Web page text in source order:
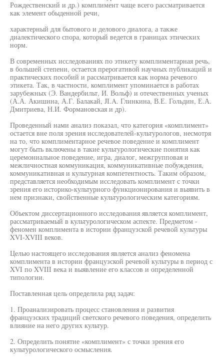
Рождественский и др.) комплимент чаще всего рассматривается
как элемент обыденной речи,
характерный для бытового и делового диалога, а также
диалектического спора, который ведется в границах этических
норм.
В современных исследованиях по этикету комплиментарная речь,
в большей степени, остается прерогативой научных публикаций и
практических пособий и рассматривается как норма речевого
этикета. Так, в частности, комплимент упоминается в работах
зарубежных (Э. Вандербильт, И. Вольф) и отечественных ученых
(А.А. Акишина, А.Г. Балакай, JI.A. Глинкина, В.Е. Гольдин, Е.А.
Дмитриева, Н.И. Формановская и др).
Проведенный нами анализ показал, что категория «комплимент»
остается вне поля зрения исследователей-культурологов, несмотря
на то, что комплиментарное речевое поведение и комплимент
могут быть включены в такие культурологические понятия как
церемониальное поведение, игра, диалог, межгрупповая и
межличностная коммуникация, коммуникативные побуждения,
коммуникативная и культурная компетентность. Таким образом,
представляется необходимым исследовать комплимент с точки
зрения его историко-культурного функционирования и выявить в
нем признаки, свойственные культурологическим категориям.
Объектом диссертационного исследования является комплимент,
рассматриваемый в культурологическом аспекте. Предметом -
феномен комплимента в истории французской речевой культуры
XVI-XVIII веков.
Целью настоящего исследования является анализ феномена
комплимента в истории французской речевой культуры в период с
XVI по XVIII века и выявление его классов и определенной
типологии.
Поставленная цель определила ряд задач:
1. Проанализировать процесс становления и развития
французских традиций светского речевого поведения, определить
влияние на него других культур.
2. Определить понятие «комплимент» с точки зрения его
культурологического осмысления.